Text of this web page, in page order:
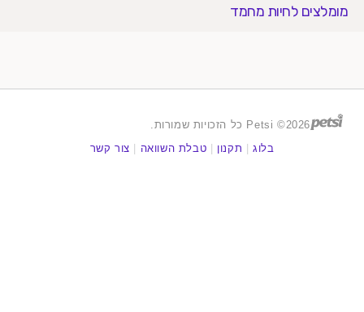
לחיות מחמד
2026© Petsi כל הזכויות שמורות.
תקנון|טבלת השוואה| צור קשר